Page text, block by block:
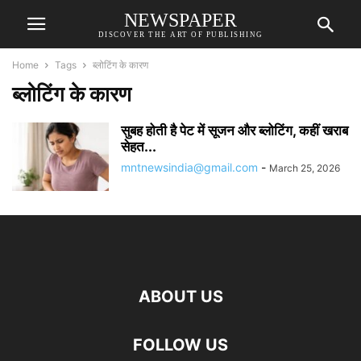
NEWSPAPER
DISCOVER THE ART OF PUBLISHING
Home Tags ब्लोटिंग के कारण
ब्लोटिंग के कारण
सुबह होती है पेट में सूजन और ब्लोटिंग, कहीं खराब
सेहत...
mntnewsindia@gmail.com - March 25, 2026
ABOUT US
FOLLOW US